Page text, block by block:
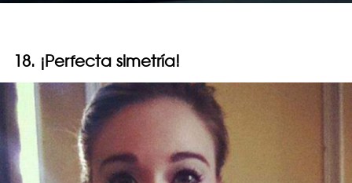
18. ¡Perfecta simetría!